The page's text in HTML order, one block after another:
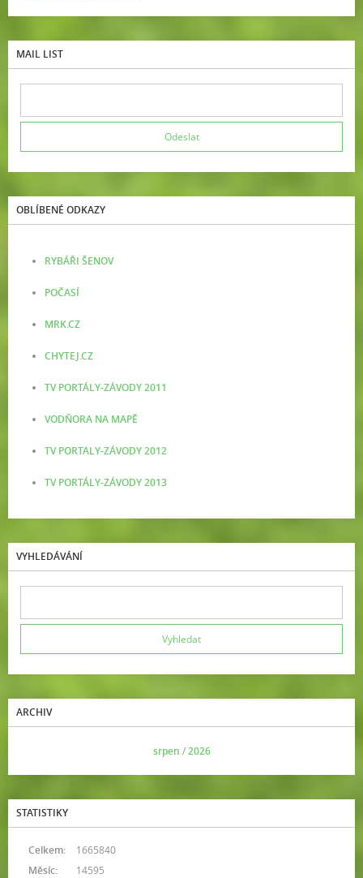
MAIL LIST
OBLÍBENÉ ODKAZY
RYBÁŘI ŠENOV
POČASÍ
MRK.CZ
CHYTEJ.CZ
TV PORTÁLY-ZÁVODY 2011
VODŇORA NA MAPĚ
TV PORTALY-ZÁVODY 2012
TV PORTÁLY-ZÁVODY 2013
VYHLEDÁVÁNÍ
ARCHIV
srpen /2026
STATISTIKY
Celkem:
1665840
Měsíc:
14595